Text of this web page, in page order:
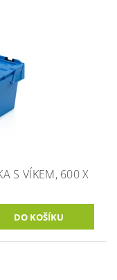
S VÍKEM, 600 X